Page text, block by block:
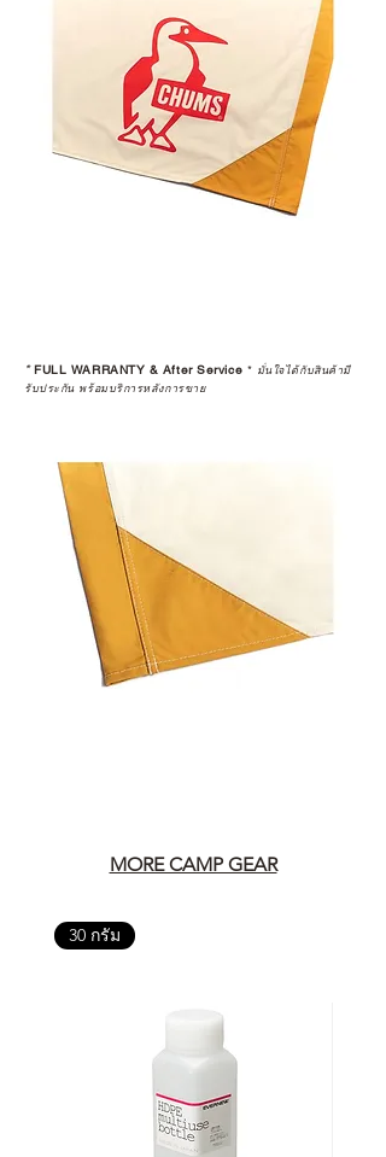
*FULL WARRANTY & After Service * มั่นใจได้กับสินค้ามี
รับประกัน พร้อมบริการหลังการขาย
MORE CAMP GEAR
30 กรัม